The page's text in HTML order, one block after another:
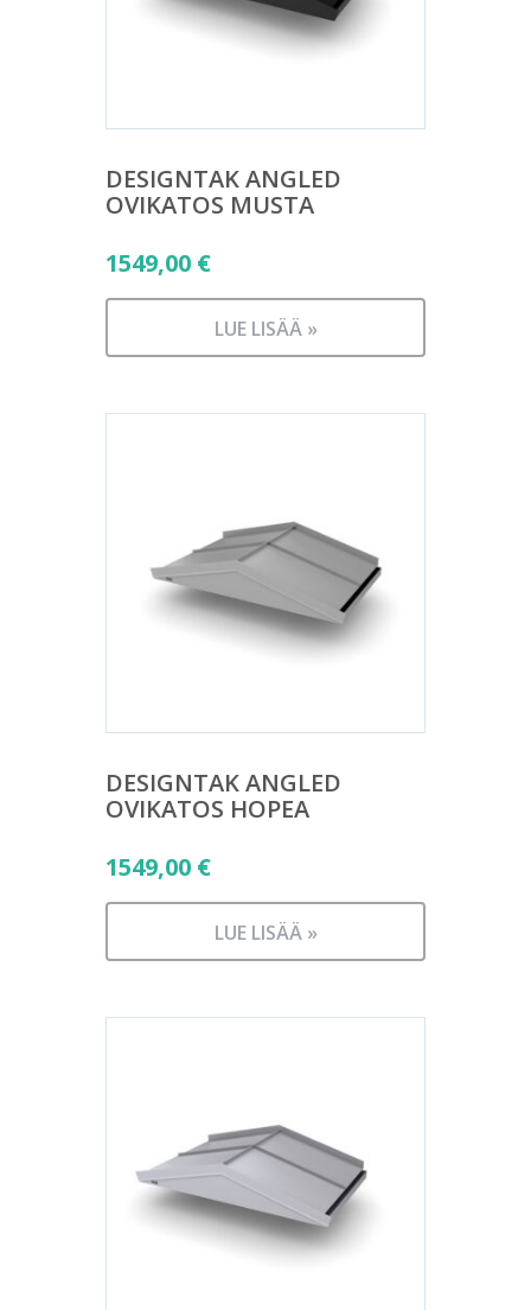
DESIGNTAK ANGLED
OVIKATOS MUSTA
1549,00 €
LUE LISÄÄ »
DESIGNTAK ANGLED
OVIKATOS HOPEA
1549,00 €
LUE LISÄÄ »